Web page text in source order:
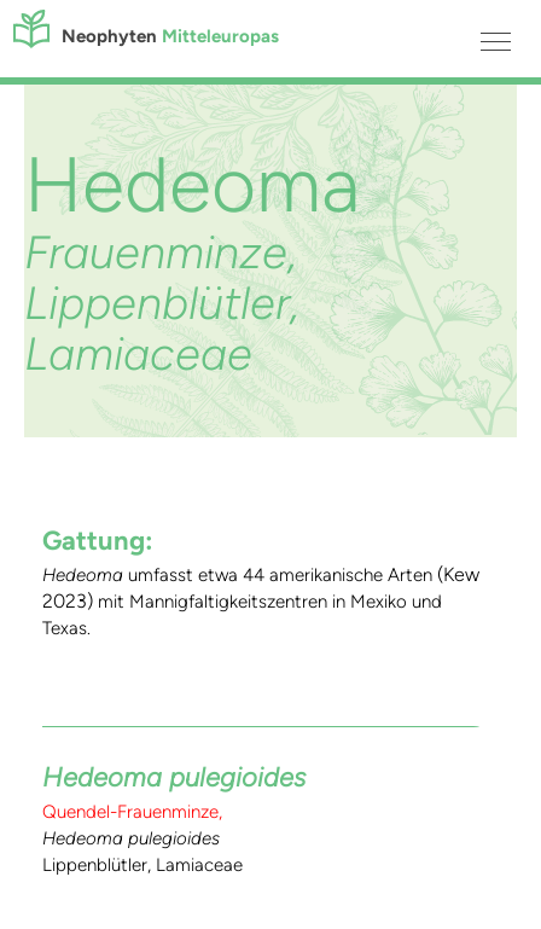
Neophyten Mitteleuropas
Hedeoma
Frauenminze,
Lippenblütler,
Lamiaceae
Gattung:
Hedeoma umfasst etwa 44 amerikanische Arten (Kew
2023) mit Mannigfaltigkeitszentren in Mexiko und
Texas.
Hedeoma pulegioides
Quendel-Frauenminze,
Hedeoma pulegioides
Lippenblütler, Lamiaceae